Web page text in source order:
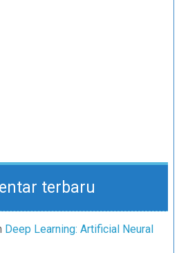
terbaru
Deep Learning: Artificial Neural